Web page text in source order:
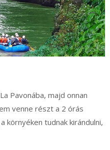
Pavonába, majd onnan
venne részt a 2 órás
környéken tudnak kirándulni,